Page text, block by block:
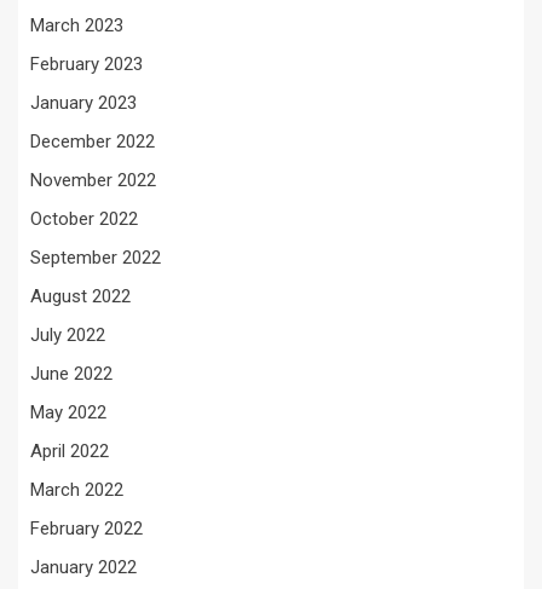
March 2023
February 2023
January 2023
December 2022
November 2022
October 2022
September 2022
August 2022
July 2022
June 2022
May 2022
April 2022
March 2022
February 2022
January 2022